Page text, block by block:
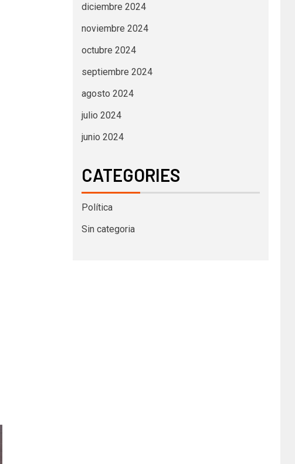
diciembre 2024
noviembre 2024
octubre 2024
septiembre 2024
agosto 2024
julio 2024
junio 2024
CATEGORIES
Política
Sin categoria